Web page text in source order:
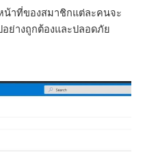
น้าที่ของสมาชิกแต่ละคนจะ
อย่างถูกต้องและปลอดภัย